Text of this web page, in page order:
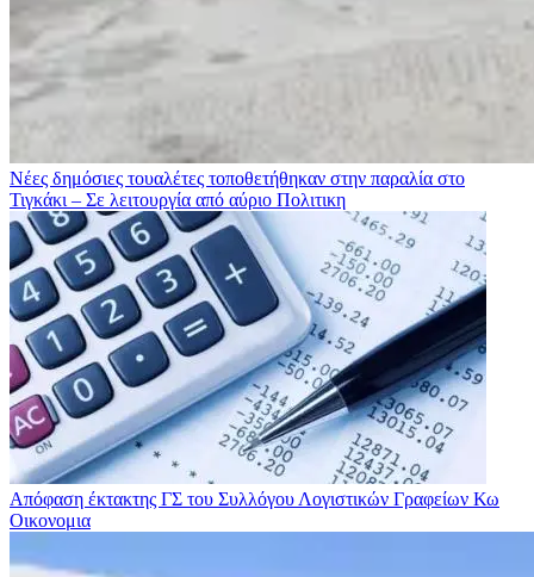
Νέες δημόσιες τουαλέτες τοποθετήθηκαν στην παραλία στο
Τιγκάκι – Σε λειτουργία από αύριο Πολιτικη
Απόφαση έκτακτης ΓΣ του Συλλόγου Λογιστικών Γραφείων Κω
Οικονομια